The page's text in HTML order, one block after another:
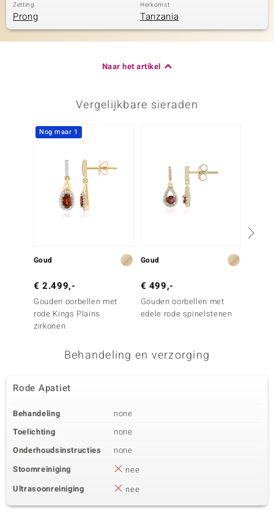
Zetting
Prong
Herkomst
Tanzania
Naar het artikel
Vergelijkbare sieraden
Nog maar 1
Goud
€ 2.499,-
Gouden oorbellen met
rode Kings Plains
zirkonen
Goud
€ 499,-
Gouden oorbellen met
edele rode spinelstenen
Behandeling en verzorging
Rode Apatiet
Behandeling
none
Toelichting
none
Onderhoudsinstructies
none
Stoomreiniging
nee
Ultrasoonreiniging
nee